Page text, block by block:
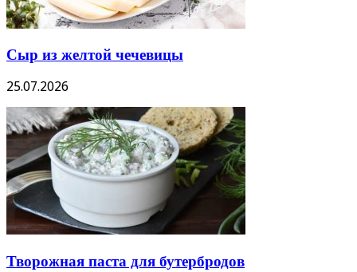
Сыр из желтой чечевицы
25.07.2026
Творожная паста для бутербродов